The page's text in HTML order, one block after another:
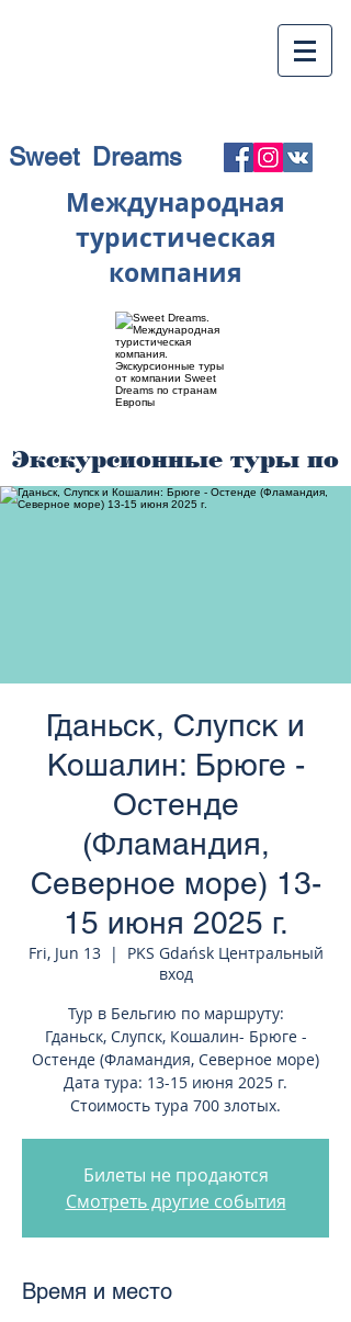
Sweet Dreams
Международная
туристическая
компания
Экскурсионные туры по
странам Европы
Гданьск, Слупск и
Кошалин: Брюге -
Остенде
(Фламандия,
Северное море) 13-
15 июня 2025 г.
Fri, Jun 13
  |
PKS Gdańsk Центральный
вход
Тур в Бельгию по маршруту:
Гданьск, Слупск, Кошалин- Брюге -
Остенде (Фламандия, Северное море)
Дата тура: 13-15 июня 2025 г.
Стоимость тура 700 злотых.
Билеты не продаются
Смотреть другие события
Время и место